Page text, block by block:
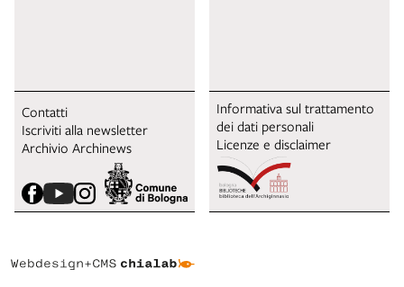
Contatti
Iscriviti alla newsletter
Archivio Archinews
Informativa sul trattamento
dei dati personali
Licenze e disclaimer